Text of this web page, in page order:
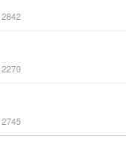
2842
2270
2745